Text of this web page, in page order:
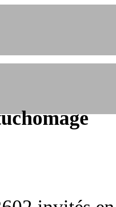
charte qui encadre nos actions
adhérer à
contribuèrent au lancement de